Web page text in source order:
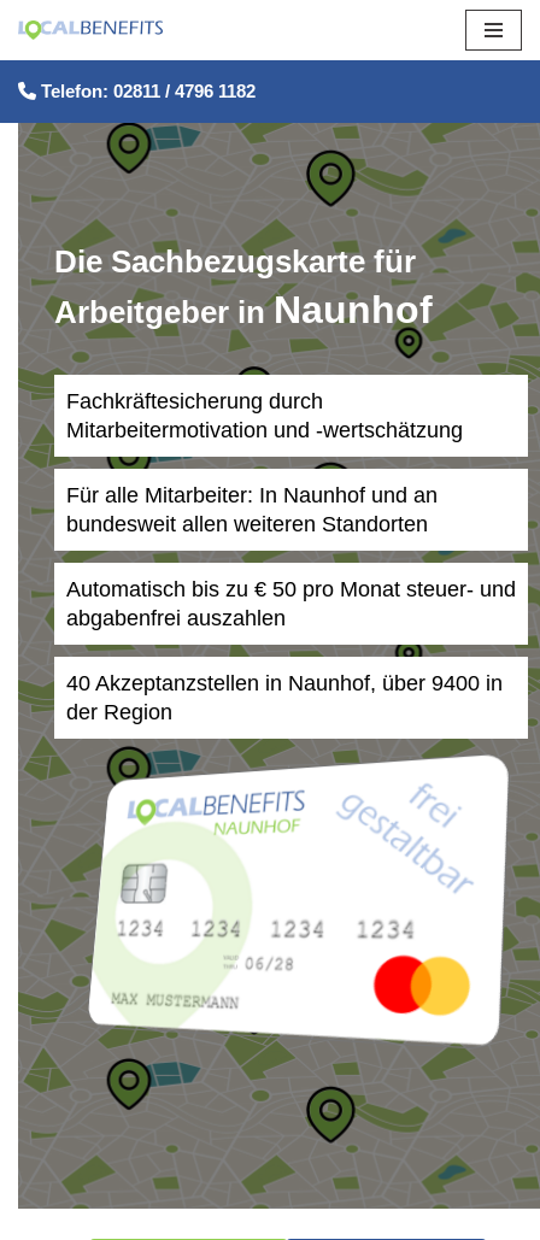
Zum
Inhalt
springen
Telefon: 02811 / 4796 1182
Die Sachbezugskarte für
Arbeitgeber inNaunhof
Fachkräftesicherung durch
Mitarbeitermotivation und -wertschätzung
Für alle Mitarbeiter: In Naunhof und an
bundesweit allen weiteren Standorten
Automatisch bis zu € 50 pro Monat steuer- und
abgabenfrei auszahlen
40 Akzeptanzstellen in Naunhof, über 9400 in
der Region